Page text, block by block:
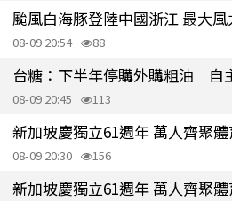
颱風白海豚登陸中國浙江 最大風
08-09 20:54 88
台糖：下半年停購外購粗油 自
08-09 20:45 113
新加坡慶獨立61週年 萬人齊聚
08-09 20:30 156
新加坡慶獨立61週年 萬人齊聚